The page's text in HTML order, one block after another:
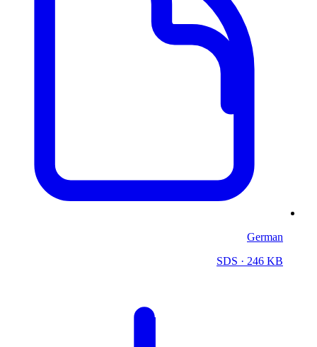
German
SDS · 246 KB